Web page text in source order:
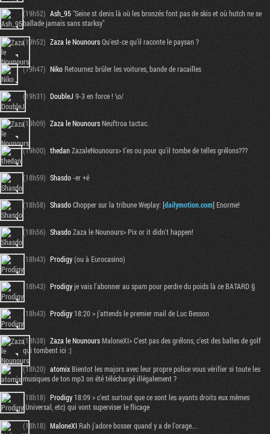
(19h52) Ash_95"Seine st denis là où les bronzés font pas de skis et où hutch ne se
ballade jamais sans starksy"
(19h52) Zaza le NounoursQu'est-ce qu'il raconte le paysan ?
(19h47) NikoRetournez brûler les voitures, bande de racailles
(19h31) DoubleJ 9-3 en force ! \o/
(19h09) Zaza le NounoursNeuftroa tactac.
(19h00) thedanZazaleNounours> t'es ou pour qu'il tombe de telles grélons???
(18h59) Shasdo-er +é
(18h58) ShasdoChopper sur la tribune Weplay: [dailymotion.com] Enorme!
(18h56) ShasdoZaza le Nounours> Pix or it didn't happen!
(18h43) Prodigy(ou à Eurocasino)
(18h43) Prodigyje vais l'abonner au spam pour perdre du poids là ce BATARD §
(18h43) Prodigy 18:20 > j'attends le premier mail de Luc Besson
(18h38) Zaza le NounoursMaloneXI> C'est pas des grélons, c'est des balles de golf
qui tombent ici :|
(18h20) atomixBientot les majors avec leur propre police vous vérifier si toute les
musiques de ton mp3 on été téléchargé illégalement ?
(18h18) Prodigy18:09 > c'est surtout que ce sont les ayants droits eux mêmes
(Universal, etc) qui vont superviser le flicage
(18h18) MaloneXI Rah j'adore bosser quand y a de l'orage...